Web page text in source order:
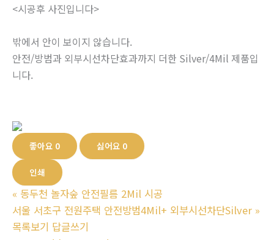
<시공후 사진입니다>
밖에서 안이 보이지 않습니다.
안전/방범과 외부시선차단효과까지 더한 Silver/4Mil 제품입
니다.
좋아요 0 싫어요 0
인쇄
« 동두천 놀자숲 안전필름 2Mil 시공
서울 서초구 전원주택 안전방범4Mil+ 외부시선차단Silver »
목록보기 답글쓰기